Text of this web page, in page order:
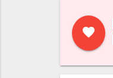
favorite